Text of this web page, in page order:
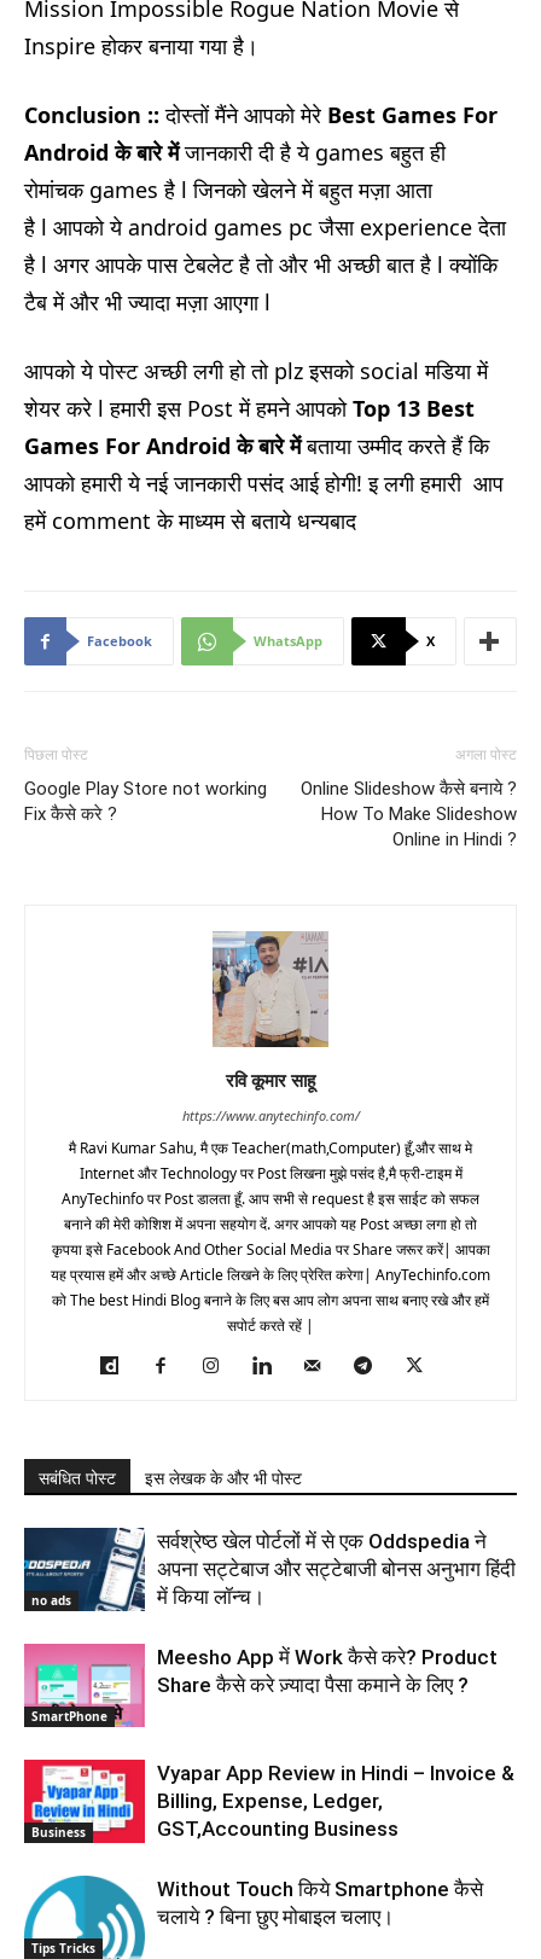
Mission Impossible Rogue Nation Movie से
Inspire होकर बनाया गया है।
Conclusion ::दोस्तों मैंने आपको मेरे Best Games For
Android के बारे मेंजानकारी दी है ये games बहुत ही
रोमांचक games है l जिनको खेलने में बहुत मज़ा आता
है l आपको ये android games pc जैसा experience देता
है l अगर आपके पास टेबलेट है तो और भी अच्छी बात है l क्योंकि
टैब में और भी ज्यादा मज़ा आएगा l
आपको ये पोस्ट अच्छी लगी हो तो plz इसको social मडिया में
शेयर करे l हमारी इस Post में हमने आपकोTop 13 Best
Games For Android के बारे मेंबताया उम्मीद करते हैं कि
आपको हमारी ये नई जानकारी पसंद आई होगी! इ लगी हमारी आप
हमें comment के माध्यम से बताये धन्यबाद
Facebook WhatsApp X
पिछला पोस्ट
Google Play Store not working
Fix कैसे करे ?
अगला पोस्ट
Online Slideshow कैसे बनाये ?
How To Make Slideshow
Online in Hindi ?
रवि कूमार साहू
https://www.anytechinfo.com/
मै Ravi Kumar Sahu, मै एक Teacher(math,Computer) हूँ,और साथ मे
Internet और Technology पर Post लिखना मुझे पसंद है,मै फ्री-टाइम में
AnyTechinfo पर Post डालता हूँ. आप सभी से request है इस साईट को सफल
बनाने की मेरी कोशिश में अपना सहयोग दें. अगर आपको यह Post अच्छा लगा हो तो
कृपया इसे Facebook And Other Social Media पर Share जरूर करें| आपका
यह प्रयास हमें और अच्छे Article लिखने के लिए प्रेरित करेगा| AnyTechinfo.com
को The best Hindi Blog बनाने के लिए बस आप लोग अपना साथ बनाए रखे और हमें
सपोर्ट करते रहें |
सबंधित पोस्ट इस लेखक के और भी पोस्ट
no ads
सर्वश्रेष्ठ खेल पोर्टलों में से एक Oddspedia ने
अपना सट्टेबाज और सट्टेबाजी बोनस अनुभाग हिंदी
में किया लॉन्च।
SmartPhone
Meesho App में Work कैसे करे? Product
Share कैसे करे ज़्यादा पैसा कमाने के लिए ?
Business
Vyapar App Review in Hindi – Invoice &
Billing, Expense, Ledger,
GST,Accounting Business
Tips Tricks
Without Touch किये Smartphone कैसे
चलाये ? बिना छुए मोबाइल चलाए।